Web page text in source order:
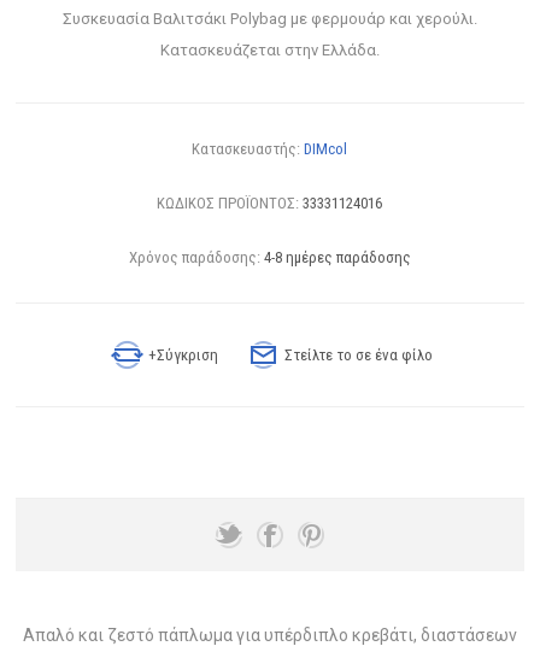
Συσκευασία Βαλιτσάκι Polybag με φερμουάρ και χερούλι.
Κατασκευάζεται στην Ελλάδα.
Κατασκευαστής: DIMcol
ΚΩΔΙΚΟΣ ΠΡΟΪΟΝΤΟΣ: 33331124016
Χρόνος παράδοσης: 4-8 ημέρες παράδοσης
+Σύγκριση Στείλτε το σε ένα φίλο
Απαλό και ζεστό πάπλωμα για υπέρδιπλο κρεβάτι, διαστάσεων